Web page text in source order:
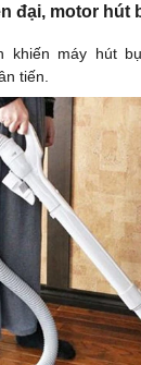
đại, motor hút
khiến máy hút
tiến.